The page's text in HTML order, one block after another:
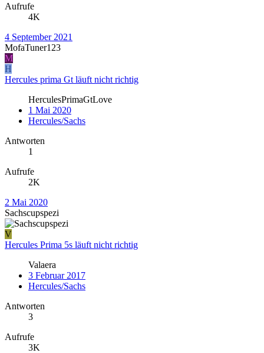
Aufrufe
4K
4 September 2021
MofaTuner123
M
H
Hercules prima Gt läuft nicht richtig
HerculesPrimaGtLove
1 Mai 2020
Hercules/Sachs
Antworten
1
Aufrufe
2K
2 Mai 2020
Sachscupspezi
V
Hercules Prima 5s läuft nicht richtig
Valaera
3 Februar 2017
Hercules/Sachs
Antworten
3
Aufrufe
3K